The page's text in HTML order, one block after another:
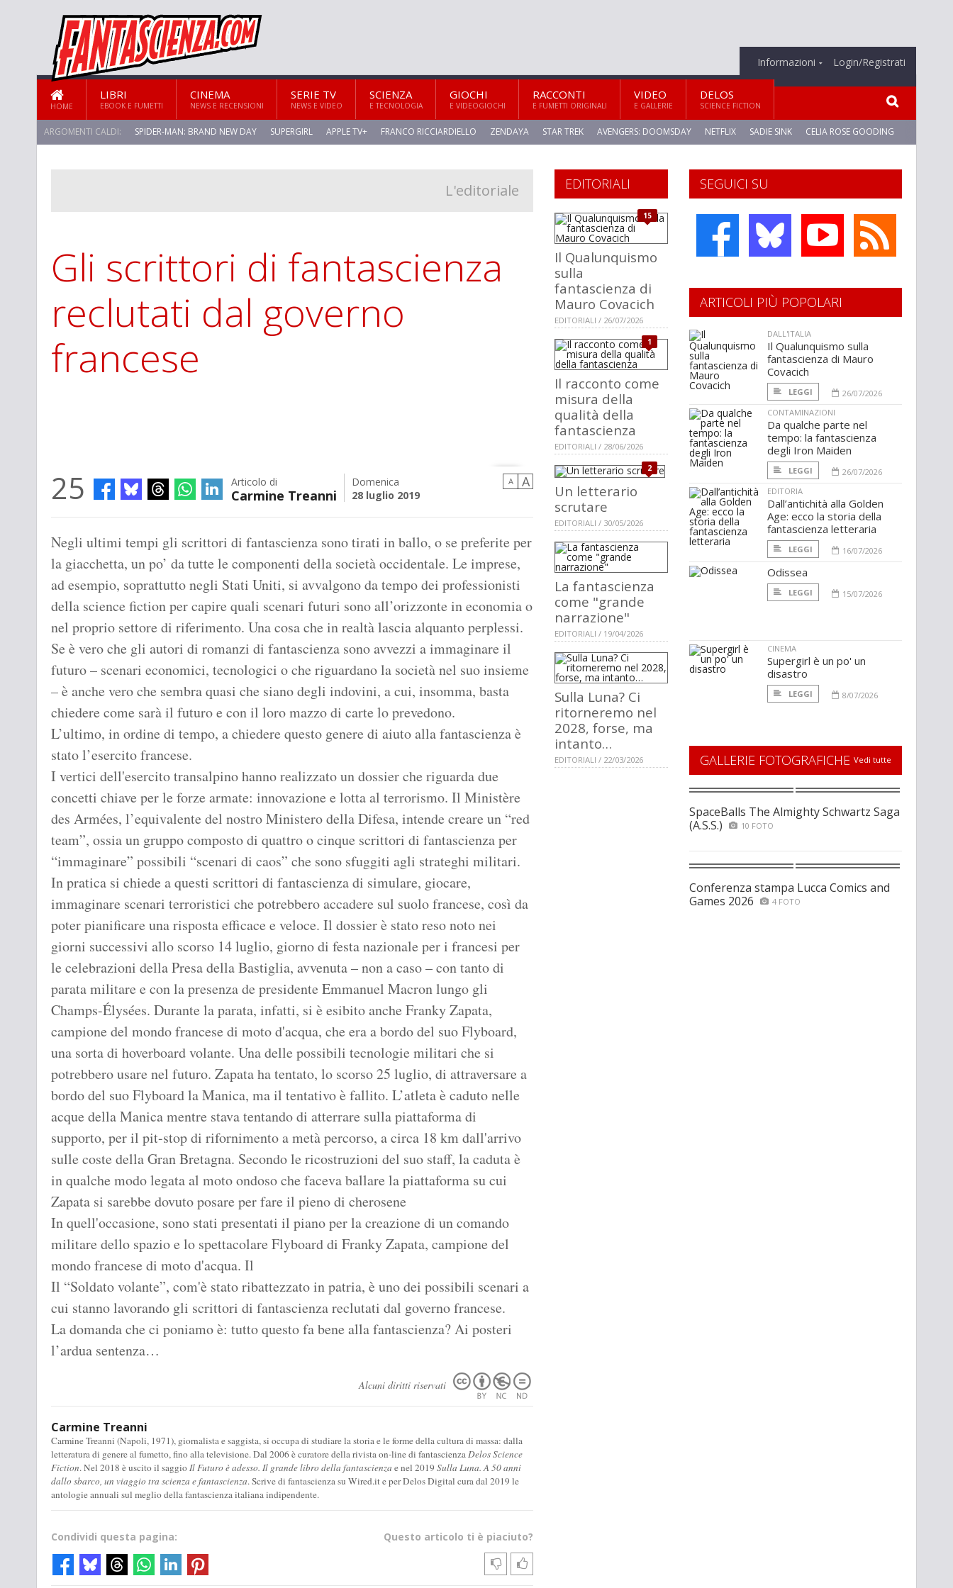
Informazioni Login/Registrati
HOME
LIBRI
EBOOK E FUMETTI
CINEMA
NEWS E RECENSIONI
SERIE TV
NEWS E VIDEO
SCIENZA
E TECNOLOGIA
GIOCHI
E VIDEOGIOCHI
RACCONTI
E FUMETTI ORIGINALI
VIDEO
E GALLERIE
DELOS
SCIENCE FICTION
ARGOMENTI CALDI: SPIDER-MAN: BRAND NEW DAY SUPERGIRL APPLE TV+ FRANCO RICCIARDIELLO ZENDAYA STAR TREK AVENGERS: DOOMSDAY NETFLIX SADIE SINK CELIA ROSE GOODING
L'editoriale
Gli scrittori di fantascienza
reclutati dal governo
francese
25 Articolo di
Carmine Treanni
Domenica
28 luglio 2019
A A
Negli ultimi tempi gli scrittori di fantascienza sono tirati in ballo, o se preferite per
la giacchetta, un po’ da tutte le componenti della società occidentale. Le imprese,
ad esempio, soprattutto negli Stati Uniti, si avvalgono da tempo dei professionisti
della science fiction per capire quali scenari futuri sono all’orizzonte in economia o
nel proprio settore di riferimento. Una cosa che in realtà lascia alquanto perplessi.
Se è vero che gli autori di romanzi di fantascienza sono avvezzi a immaginare il
futuro – scenari economici, tecnologici o che riguardano la società nel suo insieme
– è anche vero che sembra quasi che siano degli indovini, a cui, insomma, basta
chiedere come sarà il futuro e con il loro mazzo di carte lo prevedono.
L’ultimo, in ordine di tempo, a chiedere questo genere di aiuto alla fantascienza è
stato l’esercito francese.
I vertici dell'esercito transalpino hanno realizzato un dossier che riguarda due
concetti chiave per le forze armate: innovazione e lotta al terrorismo. Il Ministère
des Armées, l’equivalente del nostro Ministero della Difesa, intende creare un “red
team”, ossia un gruppo composto di quattro o cinque scrittori di fantascienza per
“immaginare” possibili “scenari di caos” che sono sfuggiti agli strateghi militari.
In pratica si chiede a questi scrittori di fantascienza di simulare, giocare,
immaginare scenari terroristici che potrebbero accadere sul suolo francese, così da
poter pianificare una risposta efficace e veloce. Il dossier è stato reso noto nei
giorni successivi allo scorso 14 luglio, giorno di festa nazionale per i francesi per
le celebrazioni della Presa della Bastiglia, avvenuta – non a caso – con tanto di
parata militare e con la presenza de presidente Emmanuel Macron lungo gli
Champs-Élysées. Durante la parata, infatti, si è esibito anche Franky Zapata,
campione del mondo francese di moto d'acqua, che era a bordo del suo Flyboard,
una sorta di hoverboard volante. Una delle possibili tecnologie militari che si
potrebbero usare nel futuro. Zapata ha tentato, lo scorso 25 luglio, di attraversare a
bordo del suo Flyboard la Manica, ma il tentativo è fallito. L’atleta è caduto nelle
acque della Manica mentre stava tentando di atterrare sulla piattaforma di
supporto, per il pit-stop di rifornimento a metà percorso, a circa 18 km dall'arrivo
sulle coste della Gran Bretagna. Secondo le ricostruzioni del suo staff, la caduta è
in qualche modo legata al moto ondoso che faceva ballare la piattaforma su cui
Zapata si sarebbe dovuto posare per fare il pieno di cherosene
In quell'occasione, sono stati presentati il piano per la creazione di un comando
militare dello spazio e lo spettacolare Flyboard di Franky Zapata, campione del
mondo francese di moto d'acqua. Il
Il “Soldato volante”, com'è stato ribattezzato in patria, è uno dei possibili scenari a
cui stanno lavorando gli scrittori di fantascienza reclutati dal governo francese.
La domanda che ci poniamo è: tutto questo fa bene alla fantascienza? Ai posteri
l’ardua sentenza…
Alcuni diritti riservati
Carmine Treanni
Carmine Treanni (Napoli, 1971), giornalista e saggista, si occupa di studiare la storia e le forme della cultura di massa: dalla
letteratura di genere al fumetto, fino alla televisione. Dal 2006 è curatore della rivista on-line di fantascienzaDelos Science
Fiction. Nel 2018 è uscito il saggioIl Futuro è adesso. Il grande libro della fantascienza e nel 2019 Sulla Luna. A 50 anni
dallo sbarco, un viaggio tra scienza e fantascienza. Scrive di fantascienza su Wired.it e per Delos Digital cura dal 2019 le
antologie annuali sul meglio della fantascienza italiana indipendente.
Questo articolo ti è piaciuto?
Condividi questa pagina:
SEGUICI SU
EDITORIALI
15
Il Qualunquismo
sulla
fantascienza di
Mauro Covacich
EDITORIALI / 26/07/2026
1
Il racconto come
misura della
qualità della
fantascienza
EDITORIALI / 28/06/2026
2
Un letterario
scrutare
EDITORIALI / 30/05/2026
La fantascienza
come "grande
narrazione"
EDITORIALI / 19/04/2026
Sulla Luna? Ci
ritorneremo nel
2028, forse, ma
intanto…
EDITORIALI / 22/03/2026
ARTICOLI PIÙ POPOLARI
DALL'ITALIA
Il Qualunquismo sulla
fantascienza di Mauro
Covacich
LEGGI
26/07/2026
CONTAMINAZIONI
Da qualche parte nel
tempo: la fantascienza
degli Iron Maiden
LEGGI
26/07/2026
EDITORIA
Dall’antichità alla Golden
Age: ecco la storia della
fantascienza letteraria
LEGGI 16/07/2026
Odissea
LEGGI 15/07/2026
CINEMA
Supergirl è un po' un
disastro
LEGGI 8/07/2026
GALLERIE FOTOGRAFICHE Vedi tutte
SpaceBalls The Almighty Schwartz Saga
(A.S.S.)
10 FOTO
Conferenza stampa Lucca Comics and
Games 2026
4 FOTO